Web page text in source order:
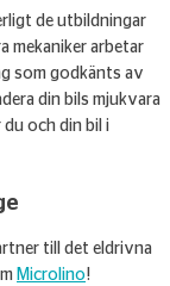
de utbildningar
mekaniker arbetar
som godkänts av
din bils mjukvara
och din bil i
till det eldrivna
Microlino!